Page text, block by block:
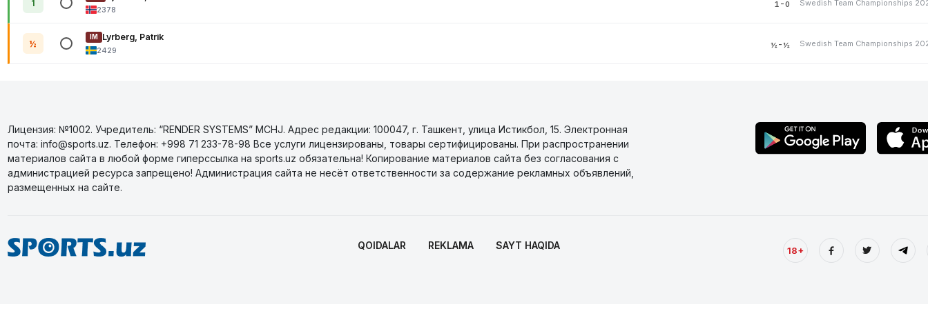
1
2378
1-0
½
IM Lyrberg, Patrik
2429
½-½
Лицензия: №1002. Учредитель: “RENDER SYSTEMS” MCHJ. Адрес редакции: 100047, г. Ташкент, улица Истикбол, 15. Электронная
почта: info@sports.uz. Телефон: +998 71 233-78-98 Все услуги лицензированы, товары сертифицированы. При распространении
материалов сайта в любой форме гиперссылка на sports.uz обязательна! Копирование материалов сайта без согласования с
администрацией ресурса запрещено! Администрация сайта не несёт ответственности за содержание рекламных объявлений,
размещенных на сайте.
QOIDALAR REKLAMA SAYT HAQIDA 18+